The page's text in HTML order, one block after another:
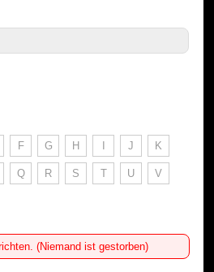
F G H I J K
Q R S T U V
(Niemand ist gestorben)